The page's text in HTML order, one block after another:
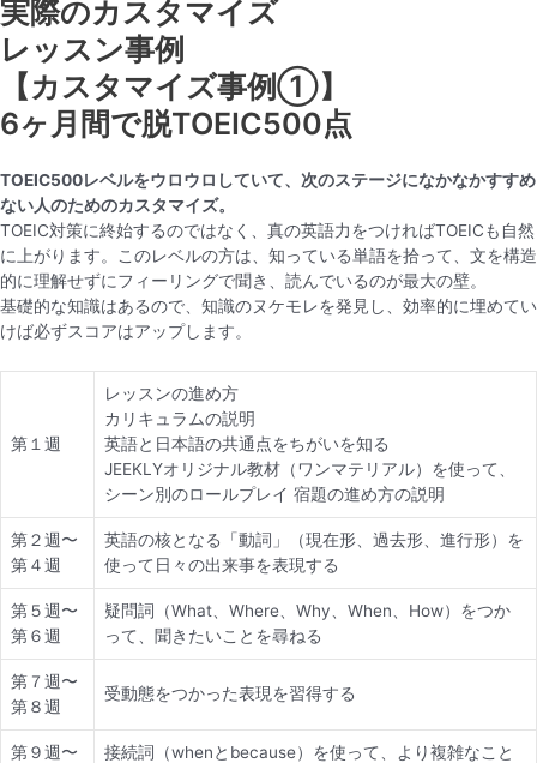
実際のカスタマイズ
レッスン事例
【カスタマイズ事例①】
6ヶ月間で脱TOEIC500点
TOEIC500レベルをウロウロしていて、次のステージになかなかすすめ
ない人のためのカスタマイズ。
TOEIC対策に終始するのではなく、真の英語力をつければTOEICも自然
に上がります。このレベルの方は、知っている単語を拾って、文を構造
的に理解せずにフィーリングで聞き、読んでいるのが最大の壁。
基礎的な知識はあるので、知識のヌケモレを発見し、効率的に埋めてい
けば必ずスコアはアップします。
第１週
レッスンの進め方
カリキュラムの説明
英語と日本語の共通点をちがいを知る
JEEKLYオリジナル教材（ワンマテリアル）を使って、
シーン別のロールプレイ 宿題の進め方の説明
第２週〜
第４週
英語の核となる「動詞」（現在形、過去形、進行形）を
使って日々の出来事を表現する
第５週〜
第６週
疑問詞（What、Where、Why、When、How）をつか
って、聞きたいことを尋ねる
第７週〜
第８週
受動態をつかった表現を習得する
第９週〜
接続詞（whenとbecause）を使って、より複雑なこと